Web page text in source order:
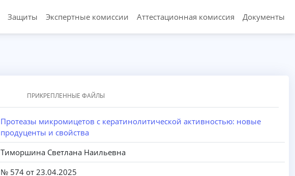
Защиты Экспертные комиссии Аттестационная комиссия Документы
ПРИКРЕПЛЕННЫЕ ФАЙЛЫ
Протеазы микромицетов с кератинолитической активностью: новые
продуценты и свойства
Тиморшина Светлана Наильевна
№ 574 от 23.04.2025